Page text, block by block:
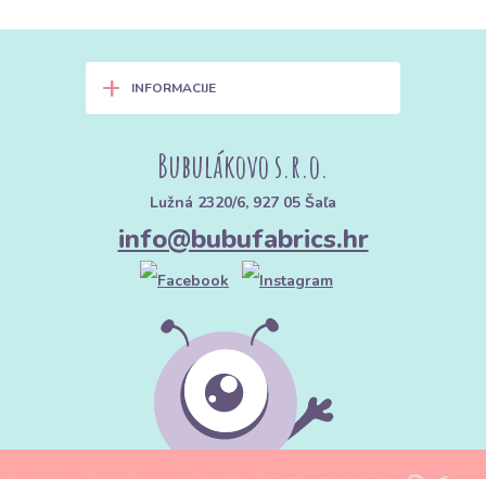
+ INFORMACIJE
Bubulákovo s.r.o.
Lužná 2320/6, 927 05 Šaľa
info@bubufabrics.hr